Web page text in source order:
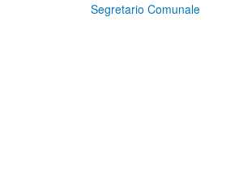
Segretario Comunale